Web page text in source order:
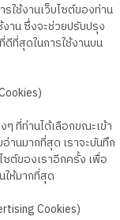
ใช้งานเว็บไซต์ของท่าน
าน ซึ่งจะช่วยปรับปรุง
ที่สุดในการใช้งานบน
ที่ท่านได้เลือกขณะเข้า
านมากที่สุด เราจะบันทึก
ซต์ของเราอีกครั้ง เพื่อ
ให้มากที่สุด
Cookies)